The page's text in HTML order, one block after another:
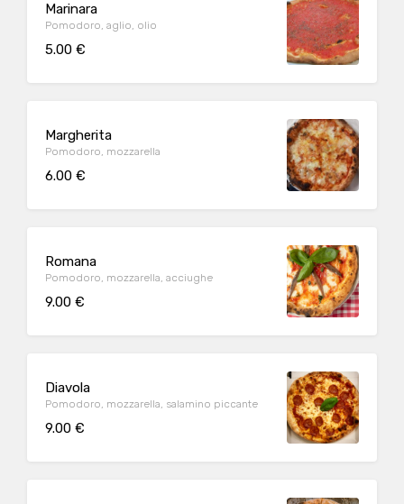
Marinara
Pomodoro, aglio, olio
5.00 €
Margherita
Pomodoro, mozzarella
6.00 €
Romana
Pomodoro, mozzarella, acciughe
9.00 €
Diavola
Pomodoro, mozzarella, salamino piccante
9.00 €